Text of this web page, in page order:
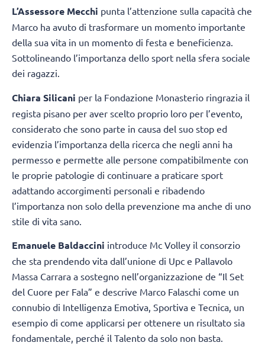
L’Assessore Mecchi punta l’attenzione sulla capacità che
Marco ha avuto di trasformare un momento importante
della sua vita in un momento di festa e beneficienza.
Sottolineando l’importanza dello sport nella sfera sociale
dei ragazzi.
Chiara Silicani per la Fondazione Monasterio ringrazia il
regista pisano per aver scelto proprio loro per l’evento,
considerato che sono parte in causa del suo stop ed
evidenzia l’importanza della ricerca che negli anni ha
permesso e permette alle persone compatibilmente con
le proprie patologie di continuare a praticare sport
adattando accorgimenti personali e ribadendo
l’importanza non solo della prevenzione ma anche di uno
stile di vita sano.
Emanuele Baldaccini introduce Mc Volley il consorzio
che sta prendendo vita dall’unione di Upc e Pallavolo
Massa Carrara a sostegno nell’organizzazione de “Il Set
del Cuore per Fala” e descrive Marco Falaschi come un
connubio di Intelligenza Emotiva, Sportiva e Tecnica, un
esempio di come applicarsi per ottenere un risultato sia
fondamentale, perché il Talento da solo non basta.